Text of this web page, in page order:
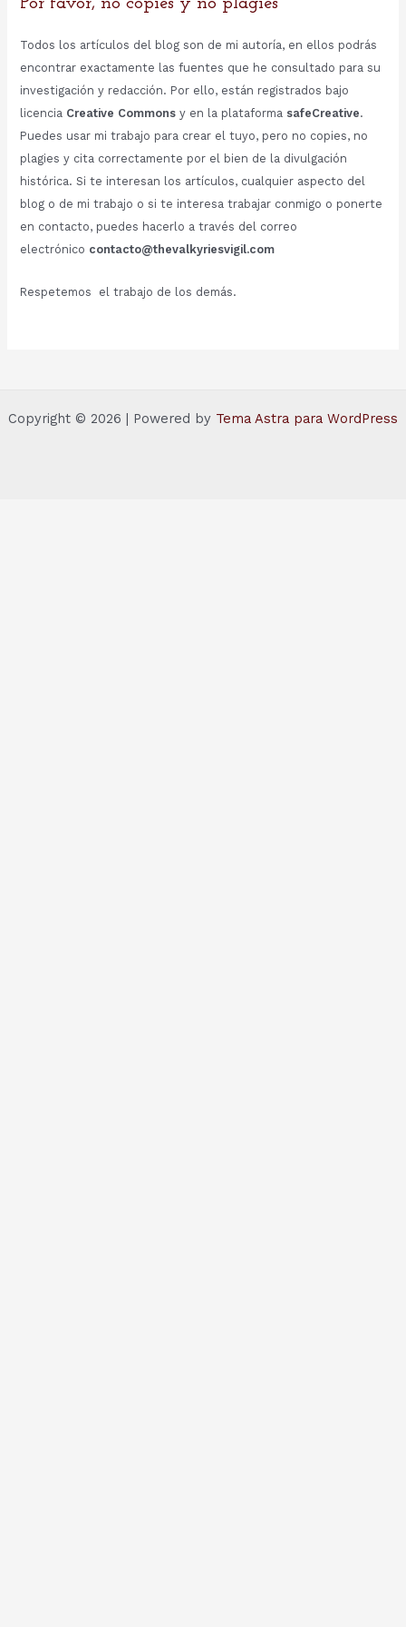
Todos los artículos del blog son de mi autoría, en ellos podrás
encontrar exactamente las fuentes que he consultado para su
investigación y redacción. Por ello, están registrados bajo
licencia Creative Commonsy en la plataforma safeCreative.
Puedes usar mi trabajo para crear el tuyo, pero no copies, no
plagies y cita correctamente por el bien de la divulgación
histórica. Si te interesan los artículos, cualquier aspecto del
blog o de mi trabajo o si te interesa trabajar conmigo o ponerte
en contacto, puedes hacerlo a través del correo
electrónico contacto@thevalkyriesvigil.com
Respetemos el trabajo de los demás.
Copyright © 2026 | Powered by Tema Astra para WordPress